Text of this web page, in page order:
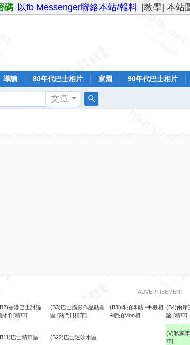
碼 以fb Messenger聯絡本站/報料 [教學] 本站
導讀 80年代巴士相片 家園 90年代巴士相片
文章
ADVERTISEMENT
香港巴士討論
門] [精華]
(B3)巴士攝影作品貼圖
區 [熱門] [精華]
(B3i)即拍即貼 -手機相
&翻拍Mon相
(B4)兩岸
論 [精華]
巴士精華區 (B22)巴士迷吹水區
(V)私家
華]